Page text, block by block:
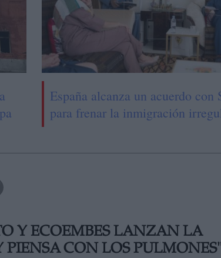
España alcanza un acuerdo con
para frenar la inmigración
Y ECOEMBES LANZAN LA
CON LOS